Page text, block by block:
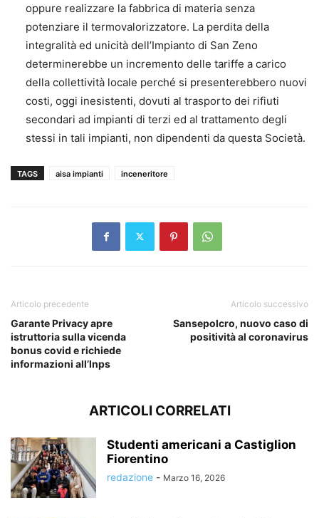
oppure realizzare la fabbrica di materia senza
potenziare il termovalorizzatore. La perdita della
integralità ed unicità dell’Impianto di San Zeno
determinerebbe un incremento delle tariffe a carico
della collettività locale perché si presenterebbero nuovi
costi, oggi inesistenti, dovuti al trasporto dei rifiuti
secondari ad impianti di terzi ed al trattamento degli
stessi in tali impianti, non dipendenti da questa Società.
TAGS aisa impianti inceneritore
Articolo precedente
Garante Privacy apre
istruttoria sulla vicenda
bonus covid e richiede
informazioni all’Inps
Articolo successivo
Sansepolcro, nuovo caso di
positività al coronavirus
ARTICOLI CORRELATI
Studenti americani a Castiglion
Fiorentino
redazione - Marzo 16, 2026